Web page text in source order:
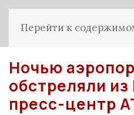
Перейти к
Ночью
обстреляли из
пресс-центр